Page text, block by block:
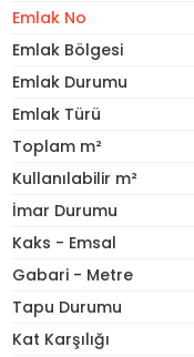
Emlak No
Emlak Bölgesi
Emlak Durumu
Emlak Türü
Toplam m²
Kullanılabilir m²
İmar Durumu
Kaks - Emsal
Gabari - Metre
Tapu Durumu
Kat Karşılığı